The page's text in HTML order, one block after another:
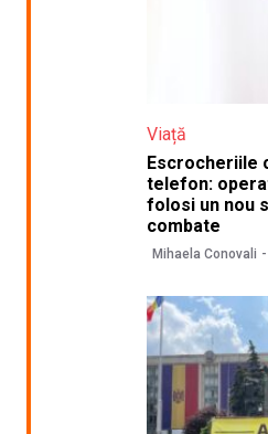
Viață
Escrocheriile
telefon:
folosi un nou
combate
Mihaela Conovali